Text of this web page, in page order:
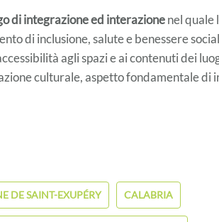
di integrazione ed interazionenel quale
di inclusione, salute e benessere
agli spazi e ai contenuti dei
culturale, aspetto fondamentale di
DE SAINT-EXUPÉRY CALABRIA